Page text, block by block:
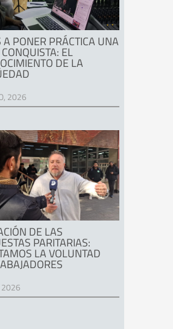
PONER PRÁCTICA UNA
EL
DE LA
2026
DE LAS
PARITARIAS:
LA VOLUNTAD
2026